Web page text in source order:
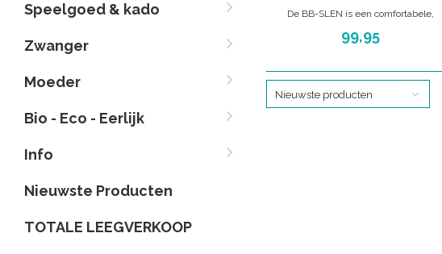
Speelgoed & kado
Zwanger
Moeder
Bio - Eco - Eerlijk
Info
Nieuwste Producten
TOTALE LEEGVERKOOP
De BB-SLEN is een comfortabele,
geweven draagdoek waarmee alle
draaghoudingen mogelijk zijn, vanaf de
gemaakt van 100% biologisch katoen.
99,95
Nieuwste producten